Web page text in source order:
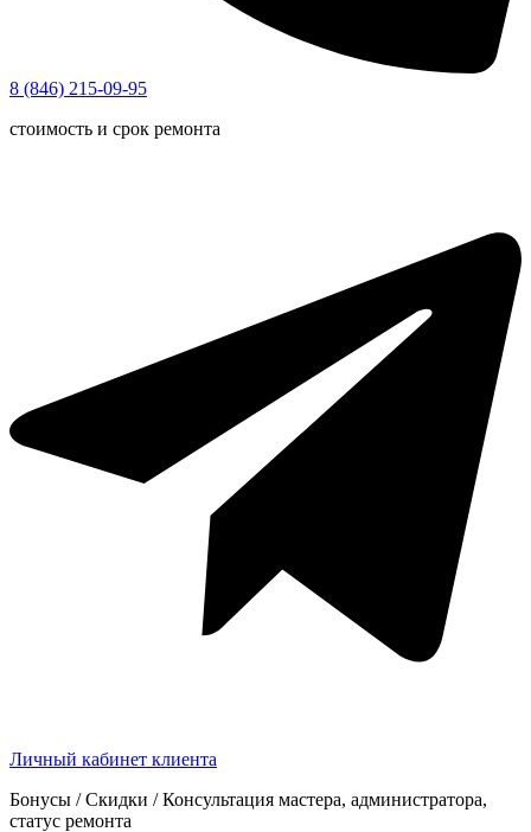
8 (846) 215-09-95
стоимость и срок ремонта
Личный кабинет клиента
Бонусы / Скидки / Консультация мастера, администратора,
статус ремонта